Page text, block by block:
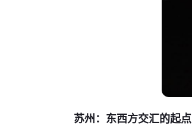
苏州：东西方交汇的起点